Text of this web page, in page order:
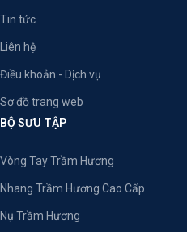
Tin tức
Liên hệ
Điều khoản - Dịch vụ
Sơ đồ trang web
BỘ SƯU TẬP
Vòng Tay Trầm Hương
Nhang Trầm Hương Cao Cấp
Nụ Trầm Hương